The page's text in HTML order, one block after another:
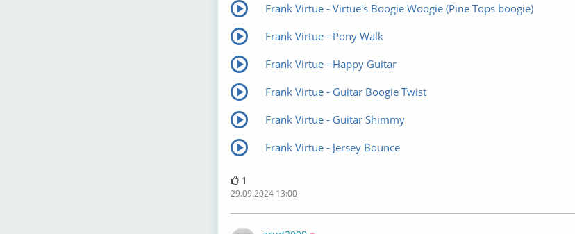
Frank Virtue - Virtue's Boogie Woogie (Pine Tops boogie)
Frank Virtue - Pony Walk
Frank Virtue - Happy Guitar
Frank Virtue - Guitar Boogie Twist
Frank Virtue - Guitar Shimmy
Frank Virtue - Jersey Bounce
1
29.09.2024 13:00